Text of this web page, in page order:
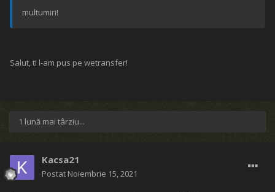
multumiri!
Salut, ti l-am pus pe wetransfer!
1 lună mai târziu...
Kacsa21
Postat Noiembrie 15, 2021